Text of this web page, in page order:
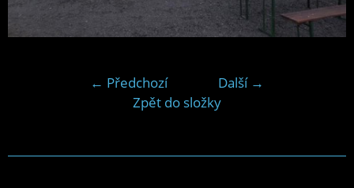
← Předchozí
Další →
Zpět do složky